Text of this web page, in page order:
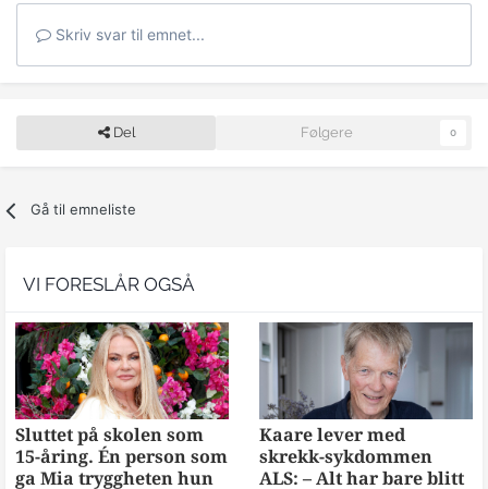
Skriv svar til emnet...
Del Følgere 0
Gå til emneliste
VI FORESLÅR OGSÅ
Sluttet på skolen som
15-åring. Én person som
ga Mia tryggheten hun
Kaare lever med
skrekk-sykdommen
ALS: – Alt har bare blitt